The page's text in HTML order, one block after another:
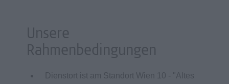
Unsere
Rahmenbedingungen
Dienstort ist am Standort Wien 10 - "Altes